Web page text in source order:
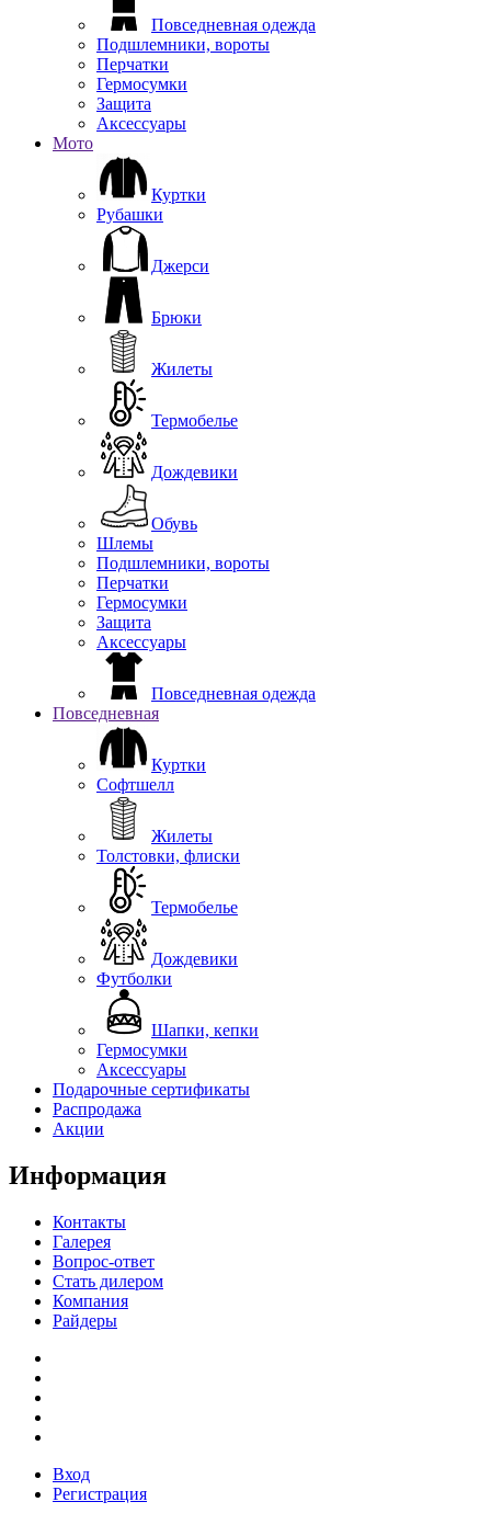
Повседневная одежда
Подшлемники, вороты
Перчатки
Гермосумки
Защита
Аксессуары
Мото
Куртки
Рубашки
Джерси
Брюки
Жилеты
Термобелье
Дождевики
Обувь
Шлемы
Подшлемники, вороты
Перчатки
Гермосумки
Защита
Аксессуары
Повседневная одежда
Повседневная
Куртки
Софтшелл
Жилеты
Толстовки, флиски
Термобелье
Дождевики
Футболки
Шапки, кепки
Гермосумки
Аксессуары
Подарочные сертификаты
Распродажа
Акции
Информация
Контакты
Галерея
Вопрос-ответ
Стать дилером
Компания
Райдеры
Вход
Регистрация